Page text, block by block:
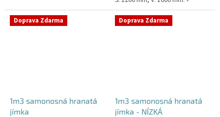
přítoku specifikujte v
poznámce...
komínek. Jímka vhodná pod
parkovací stání,...
Doprava Zdarma
1m3 samonosná hranatá
jímka
Doprava Zdarma
1m3 samonosná hranatá
jímka - NÍZKÁ